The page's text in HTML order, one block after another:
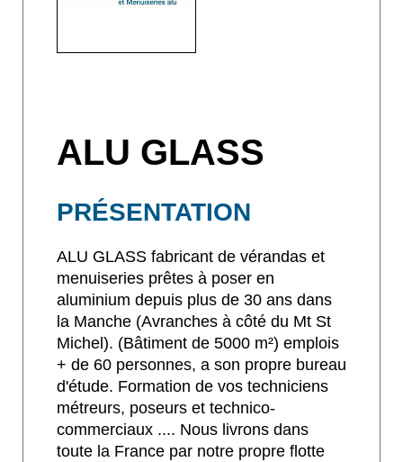
ALU GLASS
PRÉSENTATION
ALU GLASS fabricant de vérandas et
menuiseries prêtes à poser en
aluminium depuis plus de 30 ans dans
la Manche (Avranches à côté du Mt St
Michel). (Bâtiment de 5000 m²) emplois
+ de 60 personnes, a son propre bureau
d'étude. Formation de vos techniciens
métreurs, poseurs et technico-
commerciaux .... Nous livrons dans
toute la France par notre propre flotte